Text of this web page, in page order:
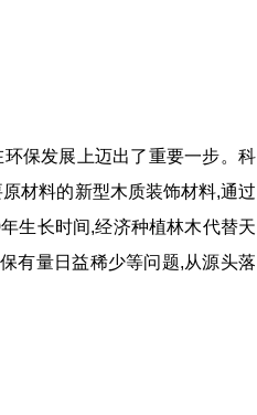
保发展上迈出了重要一步。科
材料的新型木质装饰材料,通过
生长时间,经济种植林木代替天
有量日益稀少等问题,从源头落